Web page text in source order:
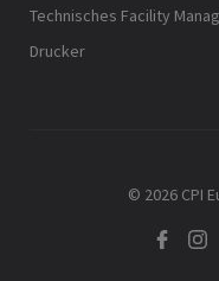
Technisches Facility
Drucker
© 2026 CPI